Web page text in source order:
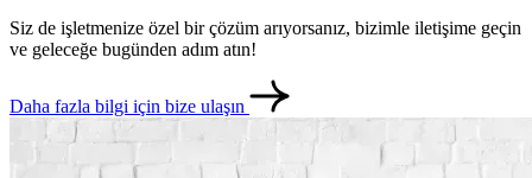
Siz de işletmenize özel bir çözüm arıyorsanız, bizimle iletişime geçin
ve geleceğe bugünden adım atın!
Daha fazla bilgi için bize ulaşın